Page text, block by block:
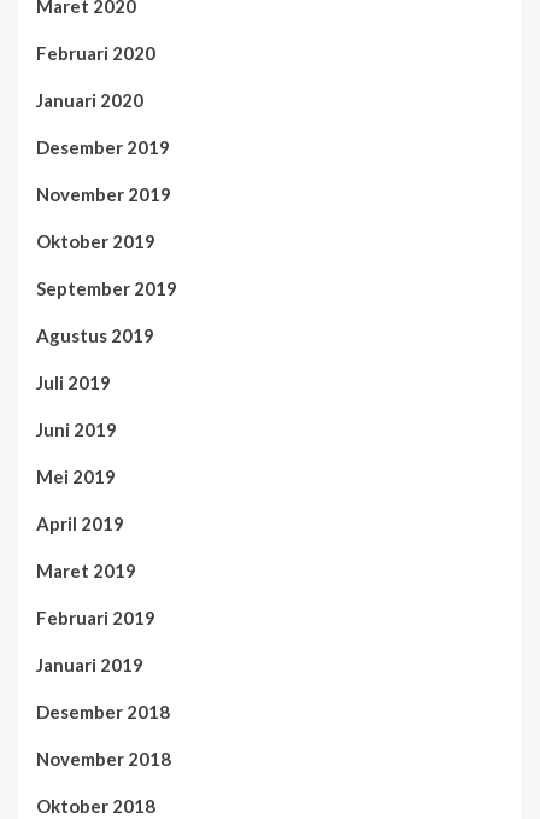
Maret 2020
Februari 2020
Januari 2020
Desember 2019
November 2019
Oktober 2019
September 2019
Agustus 2019
Juli 2019
Juni 2019
Mei 2019
April 2019
Maret 2019
Februari 2019
Januari 2019
Desember 2018
November 2018
Oktober 2018